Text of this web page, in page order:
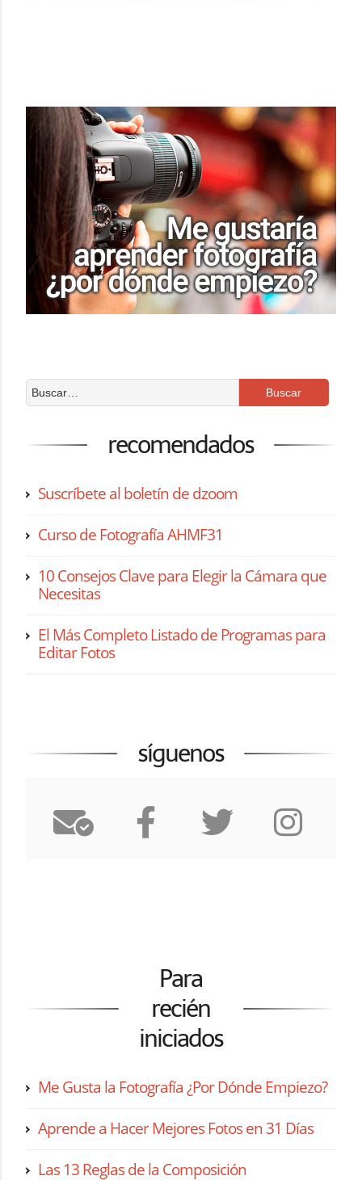
recomendados
Suscríbete al boletín de dzoom
Curso de Fotografía AHMF31
10 Consejos Clave para Elegir la Cámara que
Necesitas
El Más Completo Listado de Programas para
Editar Fotos
síguenos
Para
recién
iniciados
Me Gusta la Fotografía ¿Por Dónde Empiezo?
Aprende a Hacer Mejores Fotos en 31 Días
Las 13 Reglas de la Composición